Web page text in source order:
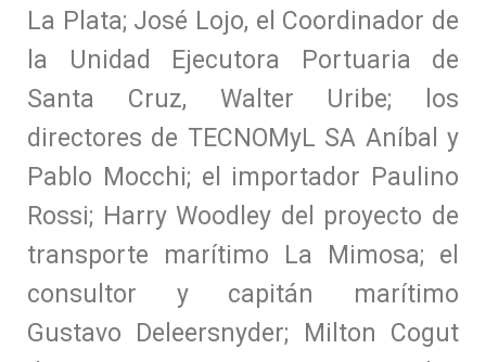
La Plata; José Lojo, el Coordinador de
la Unidad Ejecutora Portuaria de
Santa Cruz, Walter Uribe; los
directores de TECNOMyL SA Aníbal y
Pablo Mocchi; el importador Paulino
Rossi; Harry Woodley del proyecto de
transporte marítimo La Mimosa; el
consultor y capitán marítimo
Gustavo Deleersnyder; Milton Cogut